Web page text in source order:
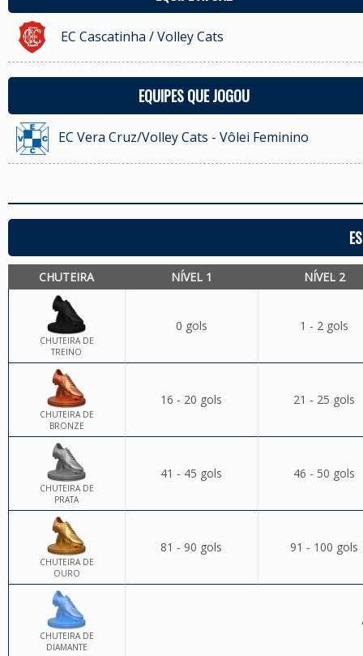
EC Cascatinha / Volley Cats
EQUIPES QUE JOGOU
EC Vera Cruz/Volley Cats - Vôlei Feminino
CHUTEIRA NÍVEL 1 NÍVEL 2
CHUTEIRA DE
TREINO
0 gols 1 - 2 gols
CHUTEIRA DE
BRONZE
16 - 20 gols 21 - 25 gols
CHUTEIRA DE
PRATA
41 - 45 gols 46 - 50 gols
CHUTEIRA DE
OURO
81 - 90 gols 91 - 100 gols
CHUTEIRA DE
DIAMANTE